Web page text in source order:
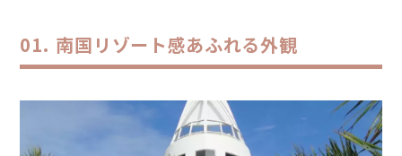
南国リゾート感あふれる外観